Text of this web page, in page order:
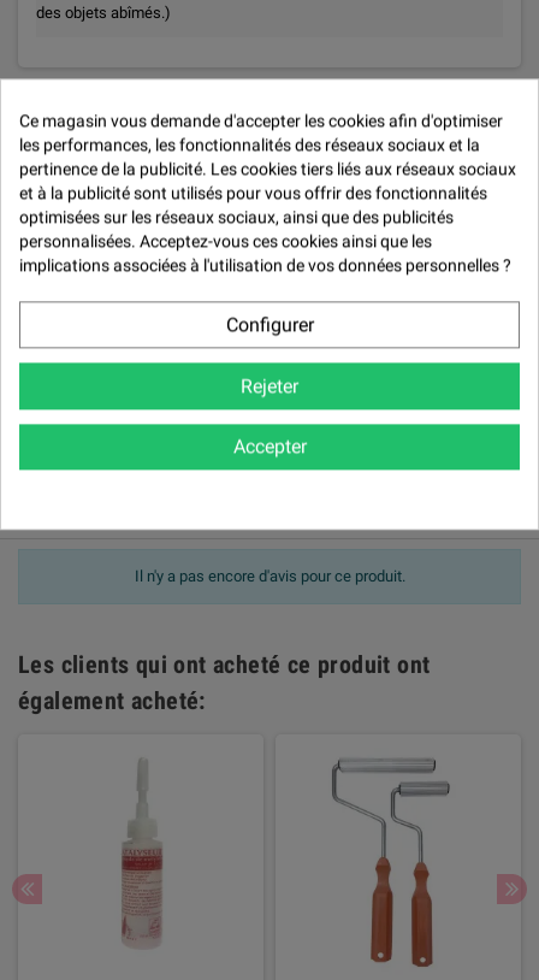
des objets abîmés.)
Description
Seaux à peinture graduées rectangulaires en 7 L ou 14 L
Avis (0)

Modération des avis

Il n'y a pas encore d'avis pour ce produit.
Les clients qui ont acheté ce produit ont
également acheté:
Ce magasin vous demande d'accepter les cookies afin d'optimiser
les performances, les fonctionnalités des réseaux sociaux et la
pertinence de la publicité. Les cookies tiers liés aux réseaux sociaux
et à la publicité sont utilisés pour vous offrir des fonctionnalités
optimisées sur les réseaux sociaux, ainsi que des publicités
personnalisées. Acceptez-vous ces cookies ainsi que les
implications associées à l'utilisation de vos données personnelles ?
Configurer
Rejeter
Accepter